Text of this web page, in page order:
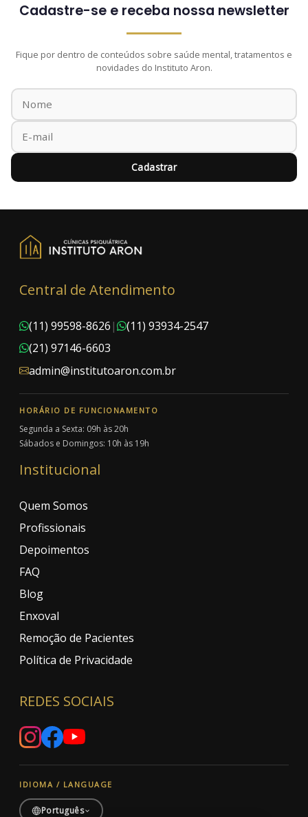
Cadastre-se e receba nossa newsletter
Fique por dentro de conteúdos sobre saúde mental, tratamentos e
novidades do Instituto Aron.
Cadastrar
Central de Atendimento
(11) 99598-8626 |
(11) 93934-2547
(21) 97146-6603
admin@institutoaron.com.br
HORÁRIO DE FUNCIONAMENTO
Segunda a Sexta: 09h às 20h
Sábados e Domingos: 10h às 19h
Institucional
Quem Somos
Profissionais
Depoimentos
FAQ
Blog
Enxoval
Remoção de Pacientes
Política de Privacidade
REDES SOCIAIS
IDIOMA / LANGUAGE
Português